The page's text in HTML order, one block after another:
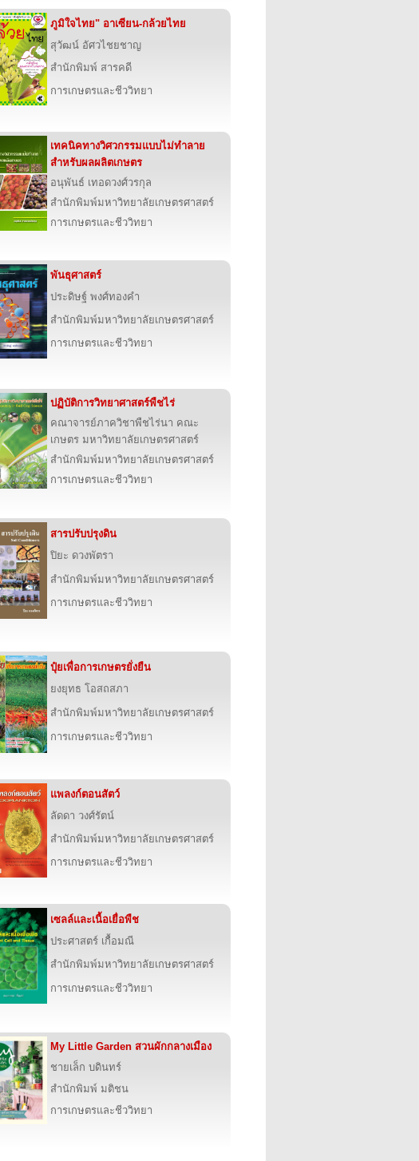
ภูมิใจไทย" อาเซียน-กล้วยไทย
สุวัฒน์ อัศวไชยชาญ
สำนักพิมพ์ สารคดี
การเกษตรและชีววิทยา
เทคนิคทางวิศวกรรมแบบไม่ทำลาย
สำหรับผลผลิตเกษตร
อนุพันธ์ เทอดวงศ์วรกุล
สำนักพิมพ์มหาวิทยาลัยเกษตรศาสตร์
การเกษตรและชีววิทยา
พันธุศาสตร์
ประดิษฐ์ พงศ์ทองคำ
สำนักพิมพ์มหาวิทยาลัยเกษตรศาสตร์
การเกษตรและชีววิทยา
ปฏิบัติการวิทยาศาสตร์พืชไร่
คณาจารย์ภาควิชาพืชไร่นา คณะ
เกษตร มหาวิทยาลัยเกษตรศาสตร์
สำนักพิมพ์มหาวิทยาลัยเกษตรศาสตร์
การเกษตรและชีววิทยา
สารปรับปรุงดิน
ปิยะ ดวงพัตรา
สำนักพิมพ์มหาวิทยาลัยเกษตรศาสตร์
การเกษตรและชีววิทยา
ปุ๋ยเพื่อการเกษตรยั่งยืน
ยงยุทธ โอสถสภา
สำนักพิมพ์มหาวิทยาลัยเกษตรศาสตร์
การเกษตรและชีววิทยา
แพลงก์ตอนสัตว์
ลัดดา วงศ์รัตน์
สำนักพิมพ์มหาวิทยาลัยเกษตรศาสตร์
การเกษตรและชีววิทยา
เซลล์และเนื้อเยื่อพืช
ประศาสตร์ เกื้อมณี
สำนักพิมพ์มหาวิทยาลัยเกษตรศาสตร์
การเกษตรและชีววิทยา
My Little Garden สวนผักกลางเมือง
ชายเล็ก บดินทร์
สำนักพิมพ์ มติชน
การเกษตรและชีววิทยา